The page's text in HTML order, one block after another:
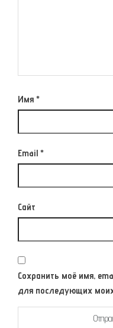
Имя *
Email *
Сайт
Сохранить моё имя,
для последующих